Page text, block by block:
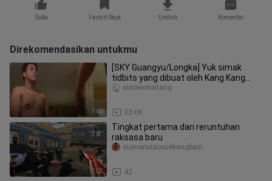
Suka Favorit Saya Unduh Komentar
Direkomendasikan untukmu
1:45
[SKY Guangyu/Longka] Yuk simak
tidbits yang dibuat oleh Kang Kang
Long dan istrinya (lanjut ke video
33.6K
xiaowonaitang
1:03
Tingkat pertama dari reruntuhan
raksasa baru
42
yuenanxiaoxuekangbazi